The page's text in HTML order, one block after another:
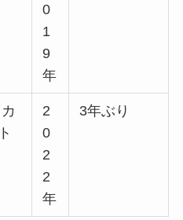
0
1
9
年
2
0
2
2
年
3年ぶり